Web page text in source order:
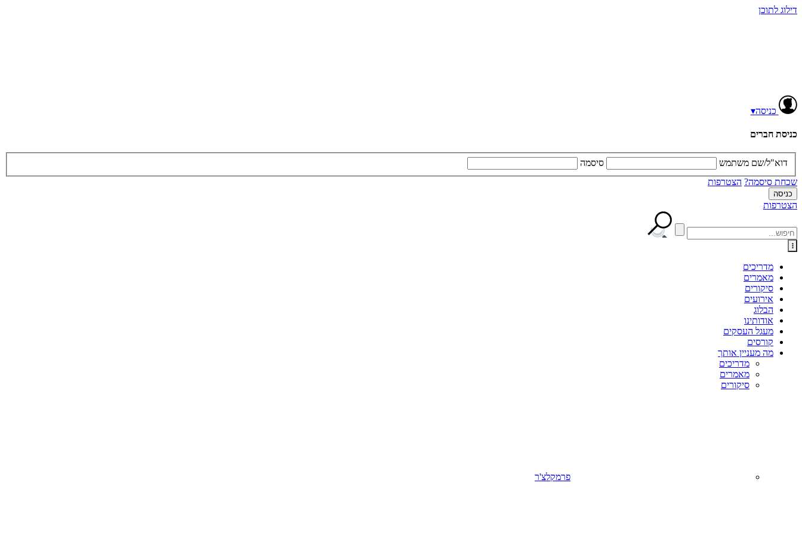
דילוג לתוכן
כניסה▾
כניסת חברים
דוא"ל/שם משתמש
סיסמה
שכחת סיסמה? הצטרפות
הצטרפות
מדריכים
מאמרים
סיקורים
אירועים
הבלוג
אודותינו
מעגל העסקים
קורסים
מה מעניין אותך
מדריכים
מאמרים
סיקורים
פרמקלצ'ר